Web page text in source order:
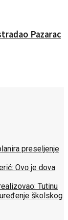
Pazarac
preseljenje
Ovo je dova
Tutinu
školskog